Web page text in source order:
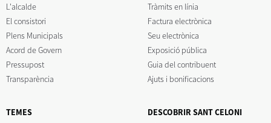
L'alcalde
El consistori
Plens Municipals
Acord de Govern
Pressupost
Transparència
Tràmits en línia
Factura electrònica
Seu electrònica
Exposició pública
Guia del contribuent
Ajuts i bonificacions
TEMES
DESCOBRIR SANT CELONI